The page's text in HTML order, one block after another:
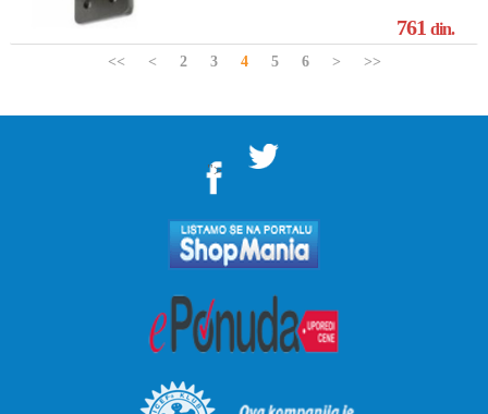
761din.
<< < 2 3 4 5 6 > >>
">